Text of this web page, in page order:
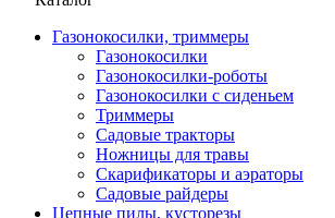
Газонокосилки, триммеры
Газонокосилки
Газонокосилки-роботы
Газонокосилки с сиденьем
Триммеры
Садовые тракторы
Ножницы для травы
Скарификаторы и аэраторы
Садовые райдеры
Цепные пилы, кусторезы